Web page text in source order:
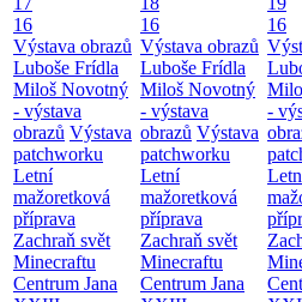
16
Výstava obrazů
Luboše Frídla
Miloš Novotný
- výstava
obrazů Výstava
patchworku
Letní
mažoretková
příprava
Zachraň svět
Minecraftu
Centrum Jana
16
Výstava obrazů
Luboše Frídla
Miloš Novotný
- výstava
obrazů Výstava
patchworku
Letní
mažoretková
příprava
Zachraň svět
Minecraftu
Centrum Jana
16
-